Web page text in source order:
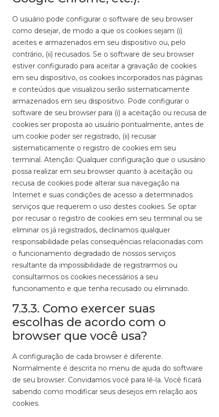
O usuário pode configurar o software de seu browser
como desejar, de modo a que os cookies sejam (i)
aceites e armazenados em seu dispositivo ou, pelo
contrário, (ii) recusados. Se o software de seu browser
estiver configurado para aceitar a gravação de cookies
em seu dispositivo, os cookies incorporados nas páginas
e conteúdos que visualizou serão sistematicamente
armazenados em seu dispositivo. Pode configurar o
software de seu browser para (i) a aceitação ou recusa de
cookies ser proposta ao usuário pontualmente, antes de
um cookie poder ser registrado, (ii) recusar
sistematicamente o registro de cookies em seu
terminal. Atenção: Qualquer configuração que o ususário
possa realizar em seu browser quanto à aceitação ou
recusa de cookies pode alterar sua navegação na
Internet e suas condições de acesso a determinados
serviços que requerem o uso destes cookies. Se optar
por recusar o registro de cookies em seu terminal ou se
eliminar os já registrados, declinamos qualquer
responsabilidade pelas consequências relacionadas com
o funcionamento degradado de nossos serviços
resultante da impossibilidade de registrarmos ou
consultarmos os cookies necessários a seu
funcionamento e que tenha recusado ou eliminado.
7.3.3. Como exercer suas
escolhas de acordo com o
browser que você usa?
A configuração de cada browser é diferente.
Normalmente é descrita no menu de ajuda do software
de seu browser. Convidamos você para lê-la. Você ficará
sabendo como modificar seus desejos em relação aos
cookies.